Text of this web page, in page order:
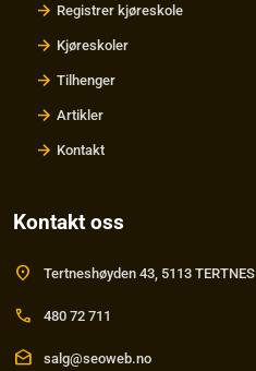
Registrer kjøreskole
Kjøreskoler
Tilhenger
Artikler
Kontakt
Kontakt oss
location_on Tertneshøyden 43, 5113 TERTNES
call 480 72 711
drafts salg@seoweb.no